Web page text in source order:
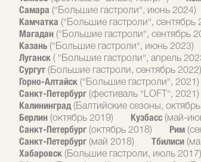
Самара ("Большие гастроли", июнь 2024)
Камчатка ("Большие гастроли", сентябрь
Магадан ("Большие гастроли", сентябрь
Казань ("Большие гастроли", июнь 2023)
Луганск ( "Большие гастроли", апрель
Сургут (Большие гастроли, сентябрь 2022)
Горно-Алтайск ("Большие гастроли", 2021)
Санкт-Петербург (фестиваль "LOFT", 2021)
Калининград (Балтийские сезоны,
Берлин (октябрь 2019) Кузбасс (май-
Санкт-Петербург (октябрь 2018) Рим
Санкт-Петербург (май 2018) Тбилиси
Хабаровск (Большие гастроли, июль 2017)